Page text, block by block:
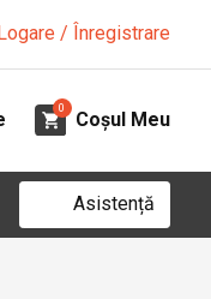
/ Înregistrare
0
Coșul Meu
Asistență